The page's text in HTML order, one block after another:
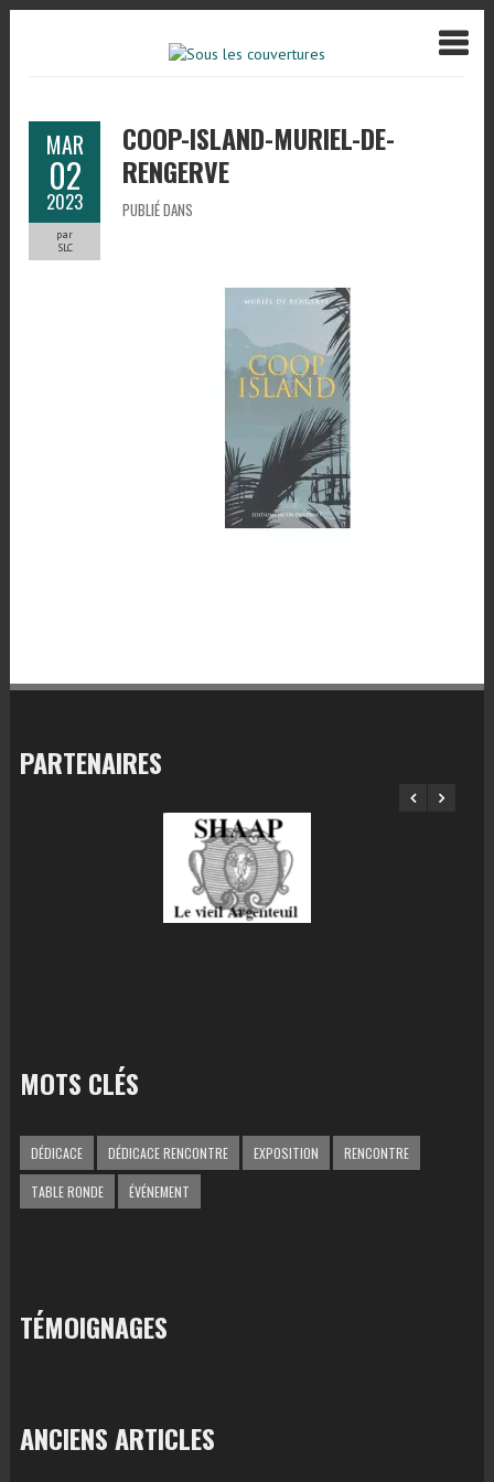
MAR
02
2023
par
SLC
COOP-ISLAND-MURIEL-DE-
RENGERVE
PUBLIÉ DANS
PARTENAIRES
MOTS CLÉS
DÉDICACE DÉDICACE RENCONTRE EXPOSITION RENCONTRE
TABLE RONDE ÉVÉNEMENT
TÉMOIGNAGES
ANCIENS ARTICLES